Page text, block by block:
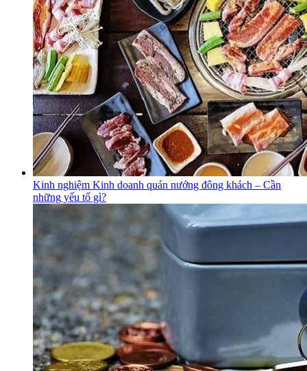
Kinh nghiệm Kinh doanh quán nướng đông khách – Cần
những yếu tố gì?